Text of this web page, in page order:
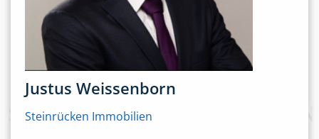
Justus Weissenborn
Steinrücken Immobilien